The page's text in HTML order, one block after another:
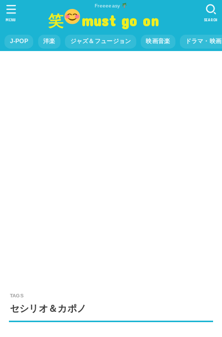
Freeeeasy
笑 must go on
J-POP 洋楽 ジャズ＆フュージョン 映画音楽 ドラマ・映
SEARCH
MENU
セシリオ＆カポノ